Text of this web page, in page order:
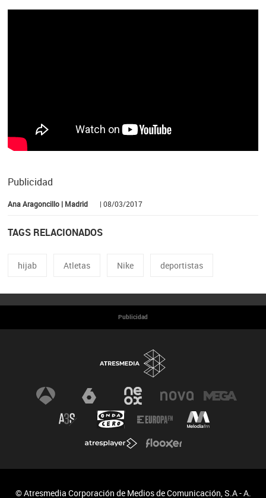
Publicidad
Ana Aragoncillo | Madrid | 08/03/2017
TAGS RELACIONADOS
hijab Atletas Nike deportistas
Publicidad
© Atresmedia Corporación de Medios de Comunicación, S.A - A.